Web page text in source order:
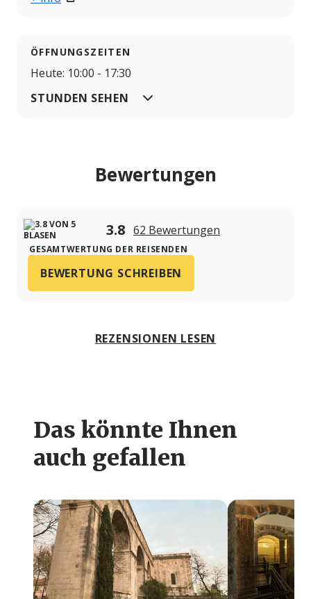
ÖFFNUNGSZEITEN
Heute: 10:00 - 17:30
STUNDEN SEHEN
Bewertungen
3.8 62 Bewertungen
GESAMTWERTUNG DER REISENDEN
BEWERTUNG SCHREIBEN
REZENSIONEN LESEN
Das könnte Ihnen
auch gefallen